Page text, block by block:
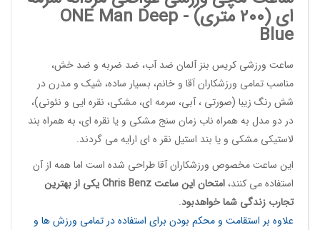
ای (200 متری) - ONE Man Deep
Blue
ساعت ورزشی کریس بنز آلمان ضد آب، ضد ضربه و ضد خش،
مناسب تمامی ورزشکاران آقا و خانم، بسیار ساده، شیک و مدرن در
شش رنگ زیبا (صورتی ، آبی، سرمه ای، مشکی، نقره ایی و نئونی)،
در دو مدل به همراه ناب زمان سنج مشکی و یا نقره ای، به همراه بند
لاستیکی مشکی و یا بند استیل نقر ه ای ارایه می گردند.
این ساعت مخصوص ورزشکاران آقاطراحی شده است اما همه از آن
استفاده می کنند، امتحان این ساعتChris Benzیکی از بهترین
تجارب زندگی شما خواهدبود.
علاوه بر استقامت و محکم بودن برای استفاده در تمامی ورزش ها و